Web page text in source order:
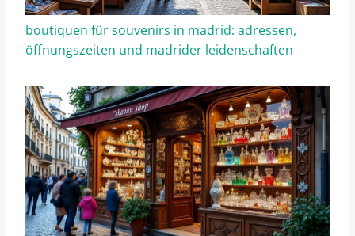
boutiquen für souvenirs in madrid: adressen,
öffnungszeiten und madrider leidenschaften